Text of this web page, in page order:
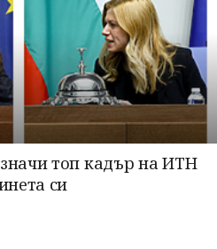
топ кадър на ИТН
си